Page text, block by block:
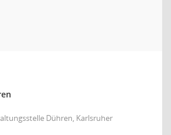
Dühren, Karlsruher